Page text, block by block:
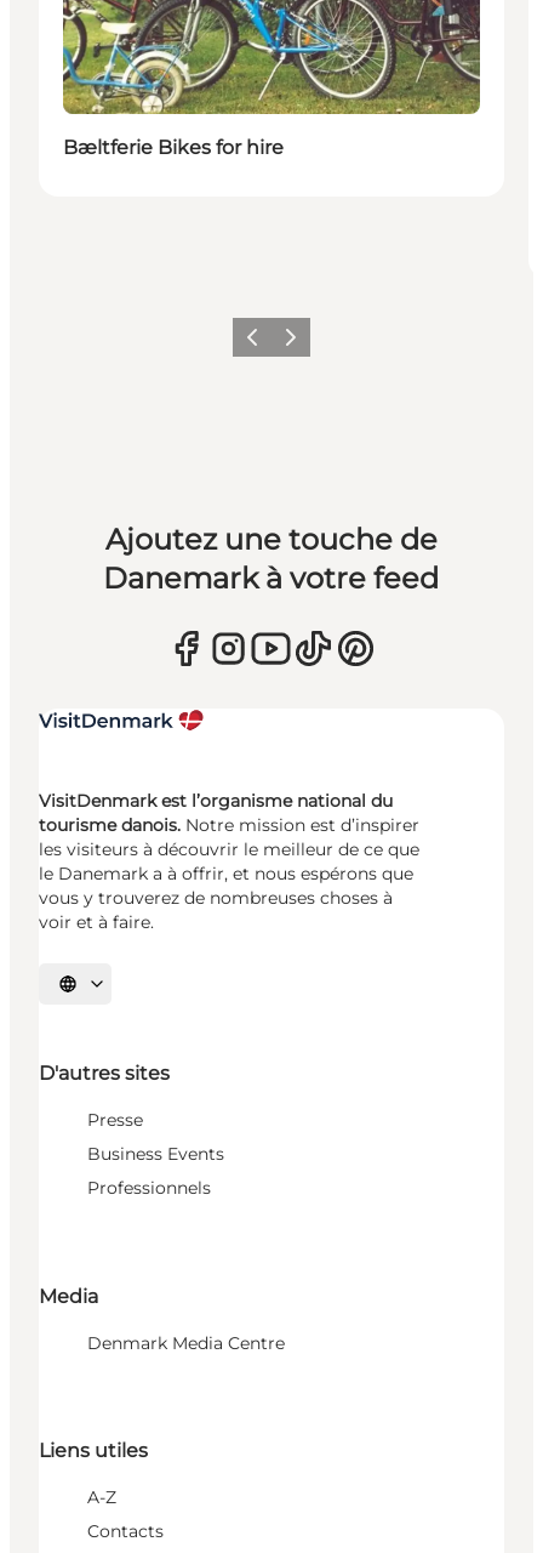
Bæltferie Bikes for hire
PrécédentSuivant
Ajoutez une touche de
Danemark à votre feed
VisitDenmark est l’organisme national du
tourisme danois. Notre mission est d’inspirer
les visiteurs à découvrir le meilleur de ce que
le Danemark a à offrir, et nous espérons que
vous y trouverez de nombreuses choses à
voir et à faire.
Choisissez la langue
D'autres sites
Presse
Business Events
Professionnels
Media
Denmark Media Centre
Liens utiles
A-Z
Contacts